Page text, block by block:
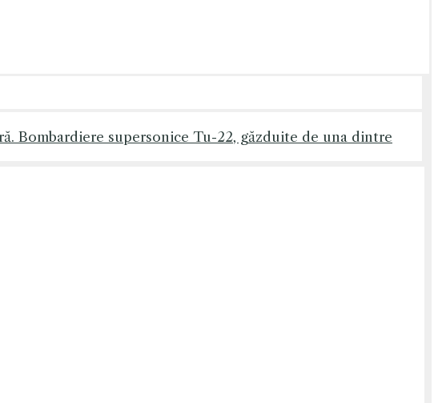
Bombardiere supersonice Tu-22, găzduite de una dintre